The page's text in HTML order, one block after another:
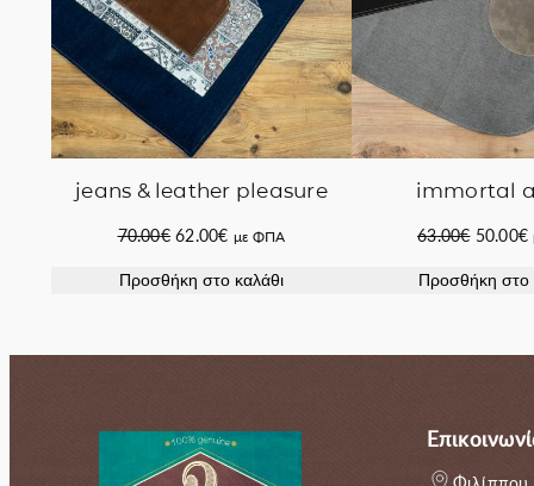
jeans & leather pleasure
70.00€ Original
was:
62.00€Η
τιμή
με ΦΠΑ
Προσθήκη στο καλάθι
immortal
63.00€ Original
was:
50.00€
Προσθήκη στο